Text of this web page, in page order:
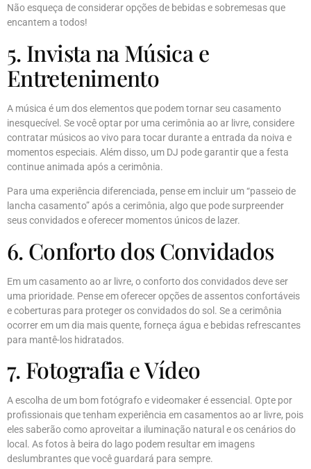
Não esqueça de considerar opções de bebidas e sobremesas que
encantem a todos!
5. Invista na Música e
Entretenimento
A música é um dos elementos que podem tornar seu casamento
inesquecível. Se você optar por uma cerimônia ao ar livre, considere
contratar músicos ao vivo para tocar durante a entrada da noiva e
momentos especiais. Além disso, um DJ pode garantir que a festa
continue animada após a cerimônia.
Para uma experiência diferenciada, pense em incluir um “passeio de
lancha casamento” após a cerimônia, algo que pode surpreender
seus convidados e oferecer momentos únicos de lazer.
6. Conforto dos Convidados
Em um casamento ao ar livre, o conforto dos convidados deve ser
uma prioridade. Pense em oferecer opções de assentos confortáveis
e coberturas para proteger os convidados do sol. Se a cerimônia
ocorrer em um dia mais quente, forneça água e bebidas refrescantes
para mantê-los hidratados.
7. Fotografia e Vídeo
A escolha de um bom fotógrafo e videomaker é essencial. Opte por
profissionais que tenham experiência em casamentos ao ar livre, pois
eles saberão como aproveitar a iluminação natural e os cenários do
local. As fotos à beira do lago podem resultar em imagens
deslumbrantes que você guardará para sempre.